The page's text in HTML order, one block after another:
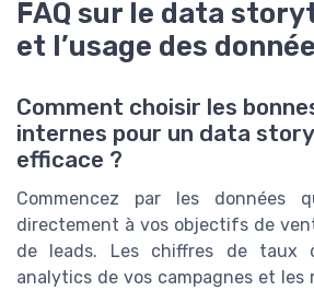
FAQ sur le data
et l’usage des
Comment choisir les
internes pour un data
efficace ?
Commencez par les données
directement à vos objectifs de
de leads. Les chiffres de taux
analytics de vos campagnes et